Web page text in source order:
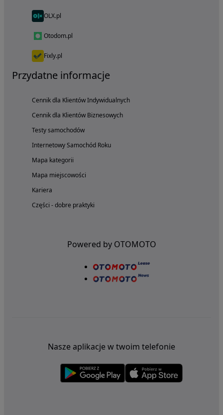
OLX.pl
Otodom.pl
Fixly.pl
Przydatne informacje
Cennik dla Klientów Indywidualnych
Cennik dla Klientów Biznesowych
Testy samochodów
Internetowy Samochód Roku
Mapa kategorii
Mapa miejscowości
Kariera
Części - dobre praktyki
Powered by OTOMOTO
Nasze aplikacje w twoim telefonie